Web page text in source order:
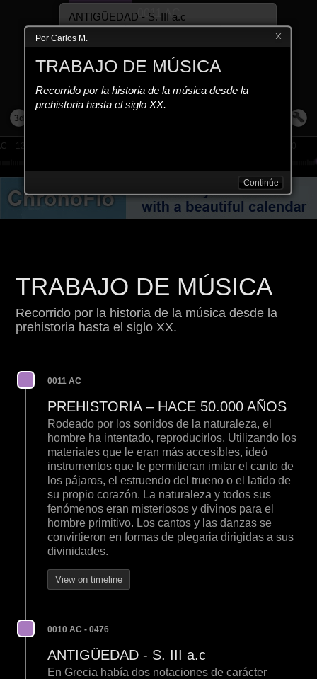
TRABAJO DE MÚSICA
Recorrido por la historia de la música desde la
prehistoria hasta el siglo XX.
0011 AC
PREHISTORIA – HACE 50.000 AÑOS
Rodeado por los sonidos de la naturaleza, el
hombre ha intentado, reproducirlos. Utilizando los
materiales que le eran más accesibles, ideó
instrumentos que le permitieran imitar el canto de
los pájaros, el estruendo del trueno o el latido de
su propio corazón. La naturaleza y todos sus
fenómenos eran misteriosos y divinos para el
hombre primitivo. Los cantos y las danzas se
convirtieron en formas de plegaria dirigidas a sus
divinidades.
View on timeline
0010 AC - 0476
ANTIGÜEDAD - S. III a.c
En Grecia había dos notaciones de carácter
ANTIGÜEDAD - S. III a.c
En Grecia había dos notaciones de carácter
alfabético, una para el canto coral y otra para
adoptada por el...
PREHISTORIA – HACE 50.000 AÑOS
Rodeado por los sonidos de la naturaleza, el
hombre ha intentado, reproducirlos.
Utilizando los materiales que le eran más
0011 AC
3d
1200 AC 1200
Por Carlos M.
TRABAJO DE MÚSICA
Recorrido por la historia de la música desde la
prehistoria hasta el siglo XX.
Continúe